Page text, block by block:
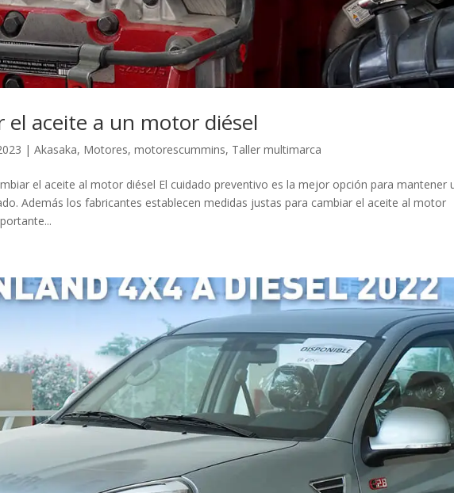
el aceite a un motor diésel
|Akasaka, Motores,motorescummins, Taller multimarca
el aceite al motor diésel El cuidado preventivo es la mejor opción para mantener
Además los fabricantes establecen medidas justas para cambiar el aceite al motor